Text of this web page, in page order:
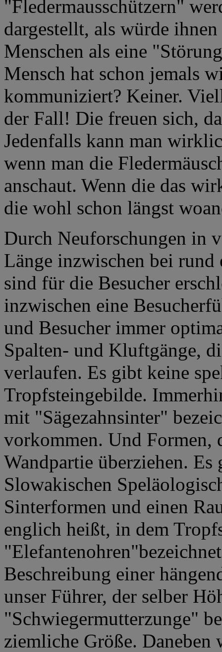
"Fledermausschützern"
dargestellt, als würde
Menschen als eine
Mensch hat schon jemals
kommuniziert? Keiner.
der Fall! Die freuen sich,
Jedenfalls kann man
wenn man die
anschaut. Wenn die das
die wohl schon längst
Durch Neuforschungen in
Länge inzwischen bei
sind für die Besucher
inzwischen eine
und Besucher immer
Spalten- und Kluftgänge,
verlaufen. Es gibt keine
Tropfsteingebilde.
mit "Sägezahnsinter"
vorkommen. Und Formen,
Wandpartie überziehen.
Slowakischen
Sinterformen und einen
englich heißt, in dem
Beschreibung einer
unser Führer, der selber
"Schwiegermutterzunge"
ziemliche Größe. Daneben